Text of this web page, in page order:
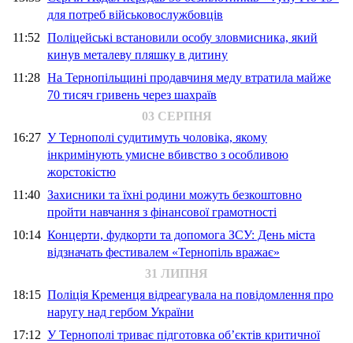
для потреб військовослужбовців
11:52 Поліцейські встановили особу зловмисника, який
кинув металеву пляшку в дитину
11:28 На Тернопільщині продавчиня меду втратила майже
70 тисяч гривень через шахраїв
03 СЕРПНЯ
16:27 У Тернополі судитимуть чоловіка, якому
інкримінують умисне вбивство з особливою
жорстокістю
11:40 Захисники та їхні родини можуть безкоштовно
пройти навчання з фінансової грамотності
10:14 Концерти, фудкорти та допомога ЗСУ: День міста
відзначать фестивалем «Тернопіль вражає»
31 ЛИПНЯ
18:15 Поліція Кременця відреагувала на повідомлення про
наругу над гербом України
17:12 У Тернополі триває підготовка об’єктів критичної